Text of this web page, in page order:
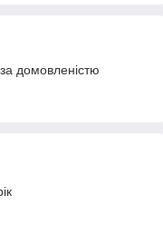
домовленістю